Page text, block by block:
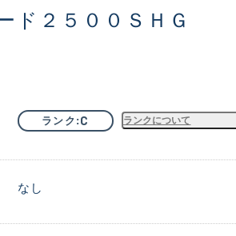
ド２５００ＳＨＧ
ランク C ランクについて
なし